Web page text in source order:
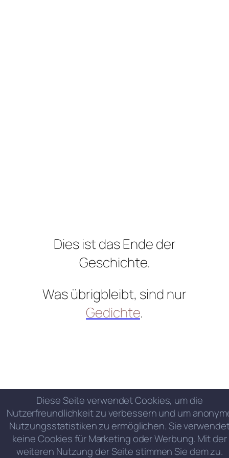
Dies ist das Ende der
Geschichte.
Was übrigbleibt, sind nur
Gedichte.
Diese Seite verwendet Cookies, um die
Nutzerfreundlichkeit zu verbessern und um
Nutzungsstatistiken zu ermöglichen. Sie
keine Cookies für Marketing oder Werbung. Mit der
weiteren Nutzung der Seite stimmen Sie dem zu.